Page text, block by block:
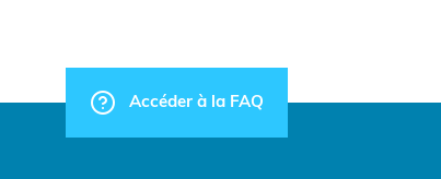
Accéder à la FAQ